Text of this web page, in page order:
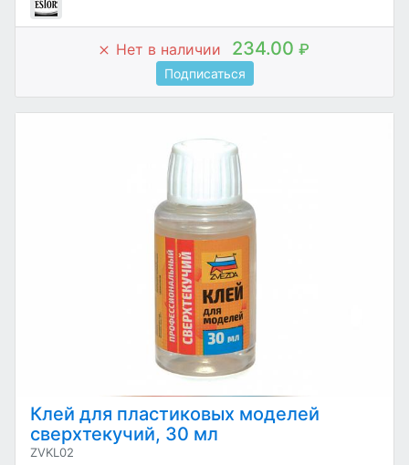
Нет в наличии 234.00 ₽
Подписаться
Клей для пластиковых моделей
сверхтекучий, 30 мл
ZVKL02